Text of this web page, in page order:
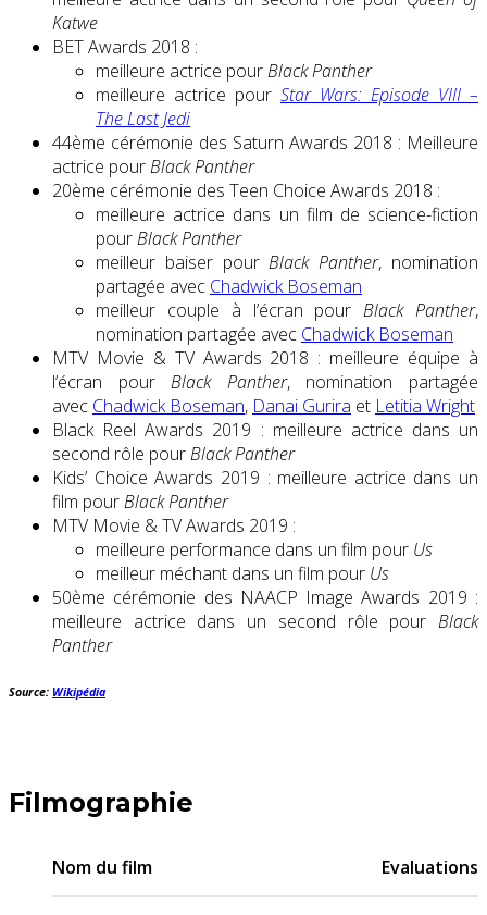
Katwe
BET Awards 2018 :
meilleure actrice pourBlack Panther
meilleure actrice pour Star Wars: Episode VIII –
The Last Jedi
44ème cérémonie des Saturn Awards 2018 : Meilleure
actrice pourBlack Panther
20ème cérémonie des Teen Choice Awards 2018 :
meilleure actrice dans un film de science-fiction
pourBlack Panther
meilleur baiser pourBlack Panther, nomination
partagée avec Chadwick Boseman
meilleur couple à l’écran pourBlack Panther,
nomination partagée avec Chadwick Boseman
MTV Movie & TV Awards 2018 : meilleure équipe à
l’écran pourBlack Panther, nomination partagée
avec Chadwick Boseman, Danai Gurira et Letitia Wright
Black Reel Awards 2019 : meilleure actrice dans un
second rôle pourBlack Panther
Kids’ Choice Awards 2019 : meilleure actrice dans un
film pourBlack Panther
MTV Movie & TV Awards 2019 :
meilleure performance dans un film pour Us
meilleur méchant dans un film pour Us
50ème cérémonie des NAACP Image Awards 2019 :
meilleure actrice dans un second rôle pour Black
Panther
Source: Wikipédia
Filmographie
Nom du film Evaluations